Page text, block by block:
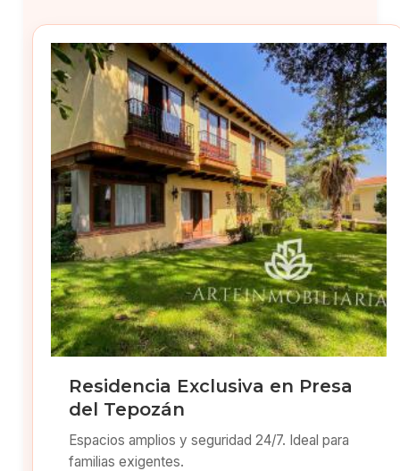
Residencia Exclusiva en Presa
del Tepozán
Espacios amplios y seguridad 24/7. Ideal para
familias exigentes.